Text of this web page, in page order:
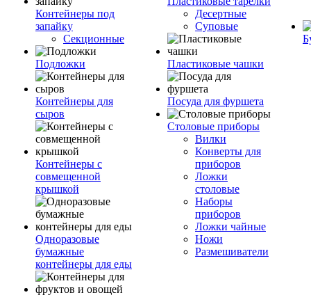
Контейнеры под
запайку
Секционные
Подложки
Контейнеры для
сыров
Контейнеры с
совмещенной
крышкой
Одноразовые
бумажные
контейнеры для еды
Десертные
Суповые
Пластиковые чашки
Посуда для фуршета
Столовые приборы
Вилки
Конверты для
приборов
Ложки
столовые
Наборы
приборов
Ложки чайные
Ножи
Размешиватели